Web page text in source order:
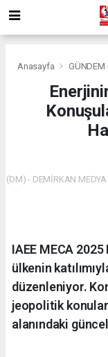
Anasayfa GÜNDEM
(DM) - DEMİRKAN
IAEE MECA
ülkenin
düzenleniyor.
jeopolitik
alanındaki